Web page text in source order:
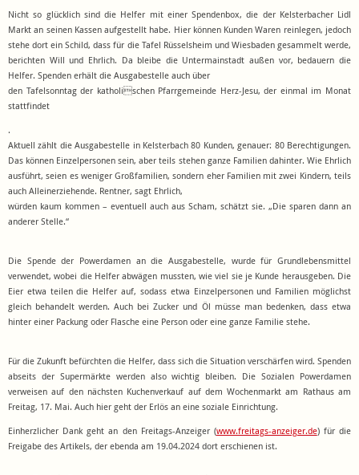
Nicht so glücklich sind die Helfer mit einer Spendenbox, die der Kelsterbacher Lidl
Markt an seinen Kassen aufgestellt habe. Hier können Kunden Waren reinlegen, jedoch
stehe dort ein Schild, dass für die Tafel Rüsselsheim und Wiesbaden gesammelt werde,
berichten Will und Ehrlich. Da bleibe die Untermainstadt außen vor, bedauern die
Helfer. Spenden erhält die Ausgabestelle auch über
den Tafelsonntag der katholischen Pfarrgemeinde Herz-Jesu, der einmal im Monat
stattfindet
.
Aktuell zählt die Ausgabestelle in Kelsterbach 80 Kunden, genauer: 80 Berechtigungen.
Das können Einzelpersonen sein, aber teils stehen ganze Familien dahinter. Wie Ehrlich
ausführt, seien es weniger Großfamilien, sondern eher Familien mit zwei Kindern, teils
auch Alleinerziehende. Rentner, sagt Ehrlich,
würden kaum kommen – eventuell auch aus Scham, schätzt sie. „Die sparen dann an
anderer Stelle.“
Die Spende der Powerdamen an die Ausgabestelle, wurde für Grundlebensmittel
verwendet, wobei die Helfer abwägen mussten, wie viel sie je Kunde herausgeben. Die
Eier etwa teilen die Helfer auf, sodass etwa Einzelpersonen und Familien möglichst
gleich behandelt werden. Auch bei Zucker und Öl müsse man bedenken, dass etwa
hinter einer Packung oder Flasche eine Person oder eine ganze Familie stehe.
Für die Zukunft befürchten die Helfer, dass sich die Situation verschärfen wird. Spenden
abseits der Supermärkte werden also wichtig bleiben. Die Sozialen Powerdamen
verweisen auf den nächsten Kuchenverkauf auf dem Wochenmarkt am Rathaus am
Freitag, 17. Mai. Auch hier geht der Erlös an eine soziale Einrichtung.
Einherzlicher Dank geht an den Freitags-Anzeiger (www.freitags-anzeiger.de) für die
Freigabe des Artikels, der ebenda am 19.04.2024 dort erschienen ist.